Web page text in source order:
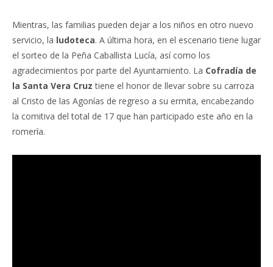
Mientras, las familias pueden dejar a los niños en otro nuevo
servicio, la ludoteca. A última hora, en el escenario tiene lugar
el sorteo de la Peña Caballista Lucía, así como los
agradecimientos por parte del Ayuntamiento. La Cofradía de
la Santa Vera Cruz tiene el honor de llevar sobre su carroza
al Cristo de las Agonías de regreso a su ermita, encabezando
la comitiva del total de 17 que han participado este año en la
romería.